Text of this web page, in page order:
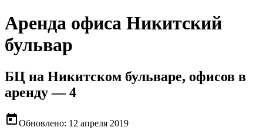
Аренда офиса Никитский
бульвар
БЦ на Никитском бульваре, офисов в
аренду — 4
todayОбновлено: 12 апреля 2019